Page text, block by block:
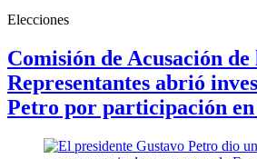
Elecciones
Comisión de Acusación
Representantes abrió
Petro por participación